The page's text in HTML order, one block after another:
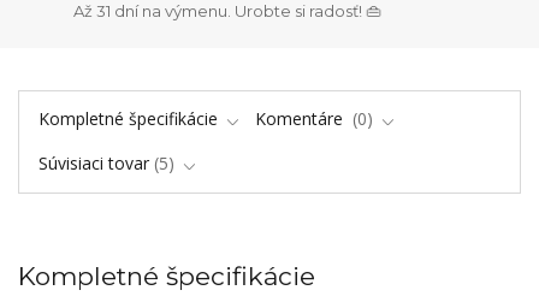
Až 31 dní na výmenu. Urobte si radosť! 👜
Kompletné špecifikácie Komentáre
0
Súvisiaci tovar 5
Kompletné špecifikácie